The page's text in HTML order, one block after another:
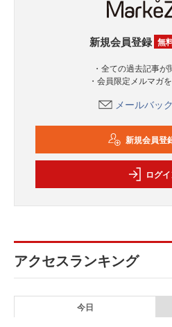
新規会員登録 無
・全ての過去記事
・会員限定メルマガ
メールバッ
新規会員登
ログ
アクセスランキング
今日